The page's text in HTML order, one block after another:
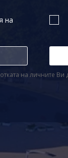
на
на личните